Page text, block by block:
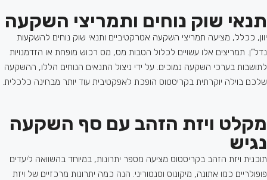
תנאי שוק נוחים ותמריצי השקעה
יוון, ככלל, מציעה תמריצי השקעה אטרקטיביים ותנאי שוק נוחים להשקעות
נדל”ן. תמריצים אלו עשויים לכלול הטבות מס, מס רכוש מופחת או הזדמנויות
לתושבות בערכי השקעה נמוכים. על ידי ניצול התנאים הנוחים הללו, ההשקעה
שלכם בוילה יוקרתית בקריסטוס הופכת לאפקטיבית עוד יותר מבחינה כלכלית.
מקלט ויזת הזהב עם סף השקעה
נגיש
תוכנית ויזת הזהב בקריסטוס מציעה מספר יתרונות, במיוחד בהשוואה ליעדים
פופולריים כמו אתונה, מיקונוס וסנטוריני. הנה כמה יתרונות מרכזיים של ויזת